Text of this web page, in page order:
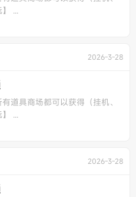
...
2026-3-28
道具商场都可以获得（挂机、
...
2026-3-28